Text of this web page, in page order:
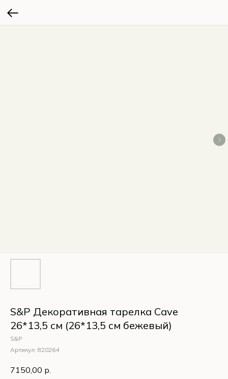
S&P Декоративная тарелка Cave
26*13,5 см (26*13,5 см бежевый)
S&P
Артикул: 820264
7150,00 р.